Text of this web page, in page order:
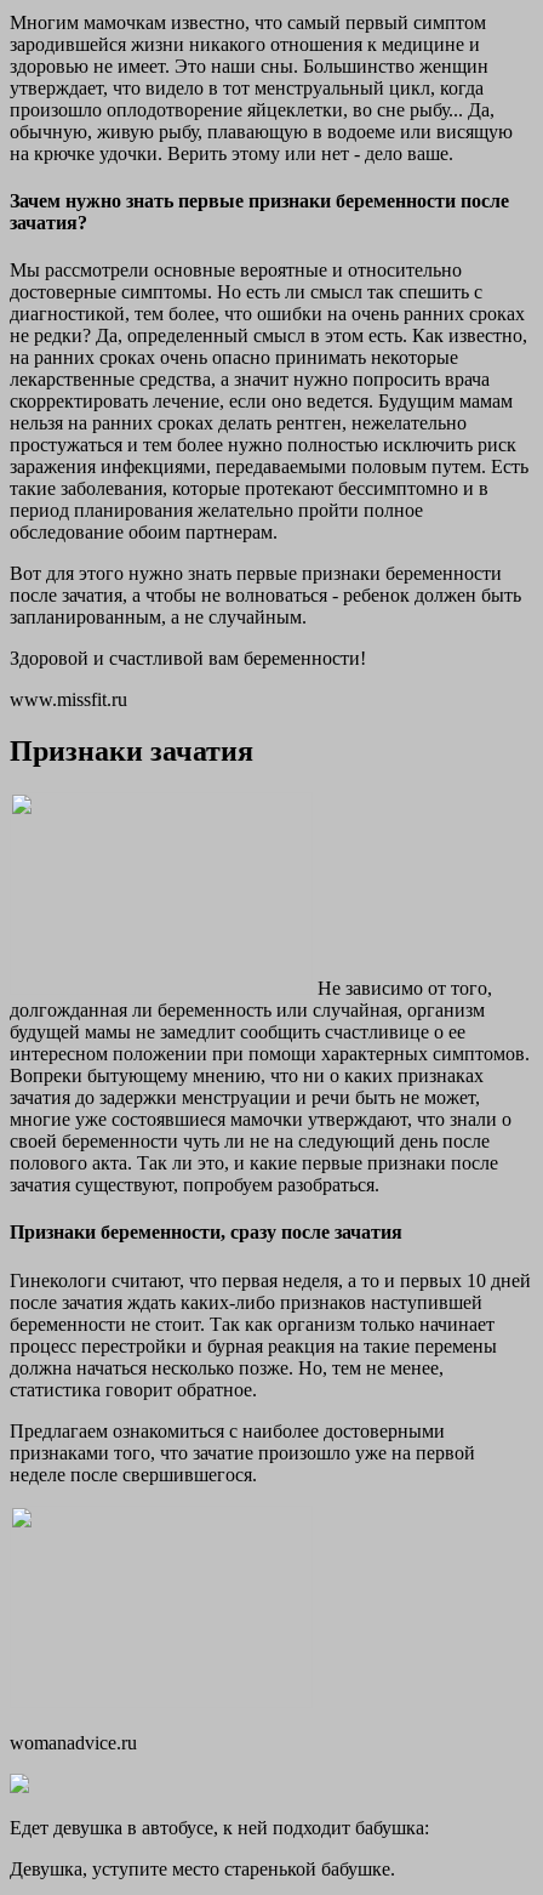
Многим мамочкам известно, что самый первый симптом
зародившейся жизни никакого отношения к медицине и
здоровью не имеет. Это наши сны. Большинство женщин
утверждает, что видело в тот менструальный цикл, когда
произошло оплодотворение яйцеклетки, во сне рыбу... Да,
обычную, живую рыбу, плавающую в водоеме или висящую
на крючке удочки. Верить этому или нет - дело ваше.
Зачем нужно знать первые признаки беременности после
зачатия?
Мы рассмотрели основные вероятные и относительно
достоверные симптомы. Но есть ли смысл так спешить с
диагностикой, тем более, что ошибки на очень ранних сроках
не редки? Да, определенный смысл в этом есть. Как известно,
на ранних сроках очень опасно принимать некоторые
лекарственные средства, а значит нужно попросить врача
скорректировать лечение, если оно ведется. Будущим мамам
нельзя на ранних сроках делать рентген, нежелательно
простужаться и тем более нужно полностью исключить риск
заражения инфекциями, передаваемыми половым путем. Есть
такие заболевания, которые протекают бессимптомно и в
период планирования желательно пройти полное
обследование обоим партнерам.
Вот для этого нужно знать первые признаки беременности
после зачатия, а чтобы не волноваться - ребенок должен быть
запланированным, а не случайным.
Здоровой и счастливой вам беременности!
www.missfit.ru
Признаки зачатия
Не зависимо от того,
долгожданная ли беременность или случайная, организм
будущей мамы не замедлит сообщить счастливице о ее
интересном положении при помощи характерных симптомов.
Вопреки бытующему мнению, что ни о каких признаках
зачатия до задержки менструации и речи быть не может,
многие уже состоявшиеся мамочки утверждают, что знали о
своей беременности чуть ли не на следующий день после
полового акта. Так ли это, и какие первые признаки после
зачатия существуют, попробуем разобраться.
Признаки беременности, сразу после зачатия
Гинекологи считают, что первая неделя, а то и первых 10 дней
после зачатия ждать каких-либо признаков наступившей
беременности не стоит. Так как организм только начинает
процесс перестройки и бурная реакция на такие перемены
должна начаться несколько позже. Но, тем не менее,
статистика говорит обратное.
Предлагаем ознакомиться с наиболее достоверными
признаками того, что зачатие произошло уже на первой
неделе после свершившегося.
womanadvice.ru
Едет девушка в автобусе, к ней подходит бабушка:
Девушка, уступите место старенькой бабушке.